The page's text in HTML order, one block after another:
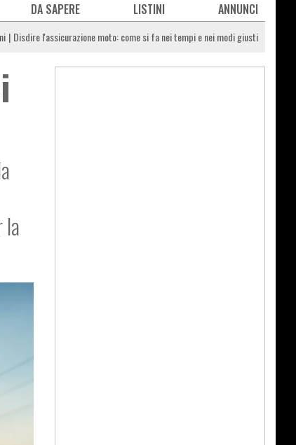
DA SAPERE LISTINI ANNUNCI
Disdire l'assicurazione moto: come si fa nei tempi e nei modi giusti
la